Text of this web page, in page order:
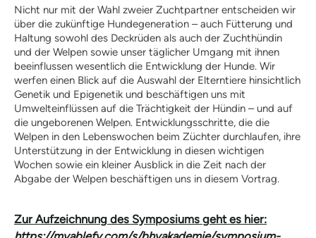
Nicht nur mit der Wahl zweier Zuchtpartner entscheiden wir
über die zukünftige Hundegeneration – auch Fütterung und
Haltung sowohl des Deckrüden als auch der Zuchthündin
und der Welpen sowie unser täglicher Umgang mit ihnen
beeinflussen wesentlich die Entwicklung der Hunde. Wir
werfen einen Blick auf die Auswahl der Elterntiere hinsichtlich
Genetik und Epigenetik und beschäftigen uns mit
Umwelteinflüssen auf die Trächtigkeit der Hündin – und auf
die ungeborenen Welpen. Entwicklungsschritte, die die
Welpen in den Lebenswochen beim Züchter durchlaufen, ihre
Unterstützung in der Entwicklung in diesen wichtigen
Wochen sowie ein kleiner Ausblick in die Zeit nach der
Abgabe der Welpen beschäftigen uns in diesem Vortrag.
Zur Aufzeichnung des Symposiums geht es hier: